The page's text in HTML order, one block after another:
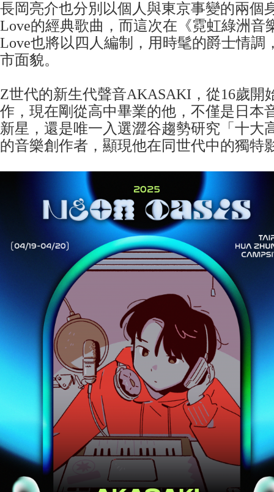
長岡亮介也分別以個人與東京事變的兩個
Love的經典歌曲，而這次在《霓虹綠洲音
Love也將以四人編制，用時髦的爵士情調
市面貌。
Z世代的新生代聲音AKASAKI，從16歲開
作，現在剛從高中畢業的他，不僅是日本
新星，還是唯一入選澀谷趨勢研究「十大
的音樂創作者，顯現他在同世代中的獨特